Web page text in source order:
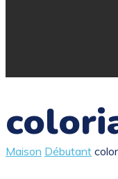
Maison Débutant